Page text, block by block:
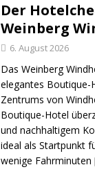
Der
Weinberg
6. August 2026
Das Weinberg
elegantes Boutique-
Zentrums von
Boutique-Hotel
und nachhaltigem
ideal als Startpunkt
wenige Fahrminuten